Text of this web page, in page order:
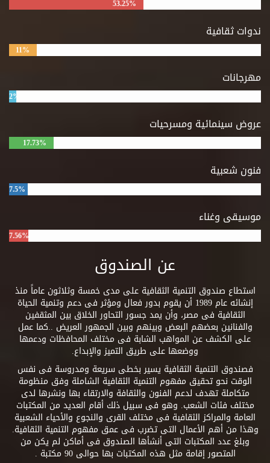
53.25%
ندوات ثقافية
11%
مهرجانات
2%
عروض سينمائية ومسرحيات
17.73%
فنون شعبية
7.5%
موسيقى وغناء
7.56%
عن الصندوق
استطاع صندوق التنمية الثقافية على مدى خمسة وثلاثون عاماً منذ
إنشائه عام 1989 أن يقوم بدور فعال ومؤثر فى دعم وتنمية الحياة
الثقافية فى مصر، وأن يمد جسور التحاور الخلاق بين المثقفين
والفنانين بعضهم البعض وبينهم وبين الجمهور العريض ..كما عمل
على الكشف عن المواهب الشابة فى مختلف المحافظات ودعمها
ووضعها على طريق التميز والإبداع.
فصندوق التنمية الثقافية يسير بخطى سريعة ومدروسة فى نفس
الوقت نحو تحقيق مفهوم التنمية الثقافية الشاملة وفق منظومة
متكاملة تهدف لدعم الفنون والثقافة والارتقاء بها ونشرها لدى
مختلف فئات الشعب. وهو فى سبيل ذلك أقام العديد من المكتبات
العامة والمراكز الثقافية فى مختلف القرى والنجوع والأحياء الشعبية
وهذا من أهم الأعمال التى تضرب فى عمق مفهوم التنمية الثقافية.
وبلغ عدد المكتبات التى أنشأها الصندوق فى أماكن لم يكن من
المتصور إقامة مثل هذه المكتبات بها حوالى 90 مكتبة .